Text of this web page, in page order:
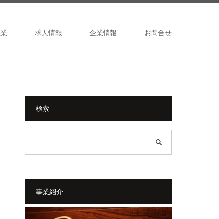
求人情報 企業情報 お問合せ
検索
事業紹介